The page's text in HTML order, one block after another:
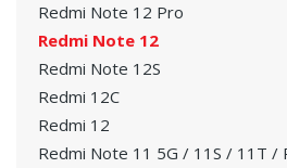
Redmi Note 12 Pro
Redmi Note 12
Redmi Note 12S
Redmi 12C
Redmi 12
Redmi Note 11 5G / 11S / 11T /